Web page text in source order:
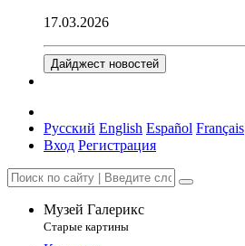
17.03.2026
Дайджест новостей
Русский English Español Français
Вход Регистрация
Музей Галерикс
Старые картины